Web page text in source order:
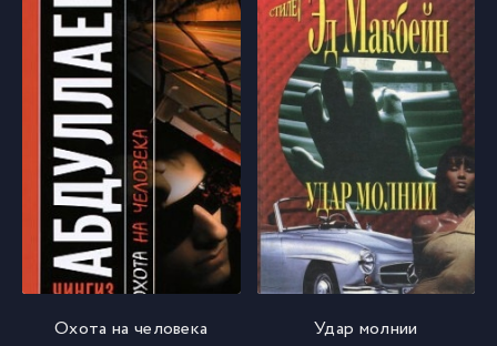
04-03
04-04
04-05
04-06
05-01
Охота на человека Удар молнии